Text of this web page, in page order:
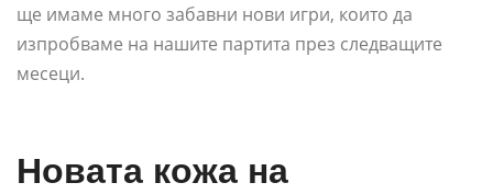
ще имаме много забавни нови игри, които да
изпробваме на нашите партита през следващите
месеци.
Новата кожа на